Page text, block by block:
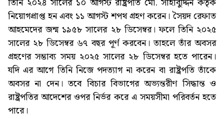
নিয়োগপ্রাপ্ত হন এবং ১১ আগস্ট শপথ গ্রহণ করেন। সৈয়দ রেফাত
আহমেদের জন্ম ১৯৫৮ সালের ২৮ ডিসেম্বর। ফলে তিনি ২০২৫
সালের ২৮ ডিসেম্বর ৬৭ বছর পূর্ণ করবেন। তাহলে তাঁর অবসর
গ্রহণের সম্ভাব্য সময় ২০২৫ সালের ২৮ ডিসেম্বর হতে পারেন।
যদি এর আগে তিনি নিজে পদত্যাগ না করেন বা রাষ্ট্রপতি তাঁকে
অবসর না দেন। তবে বিচার বিভাগের অভ্যন্তরীণ সিদ্ধান্ত ও
রাষ্ট্রপতির আদেশের ওপর নির্ভর করে এ সময়সীমা পরিবর্তন হতে
পারে।